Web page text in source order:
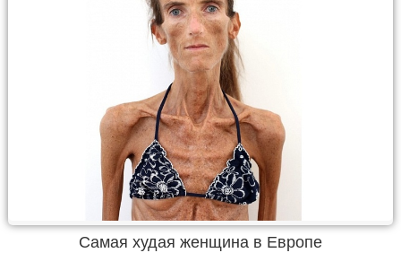
Самая худая женщина в Европе